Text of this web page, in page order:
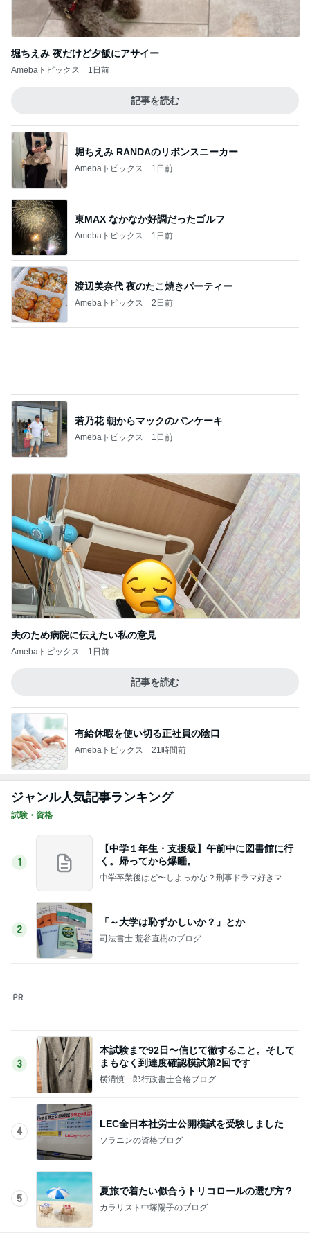
Amebaトピックス 1日前
記事を読む
Amebaトピックス 1日前
東MAX なかなか好調だったゴルフ
Amebaトピックス 1日前
渡辺美奈代 夜のたこ焼きパーティー
Amebaトピックス 2日前
夫のため病院に伝えたい私の意見
Amebaトピックス 1日前
記事を読む
Amebaトピックス 21時間前
ジャンル人気記事ランキング
試験・資格
1
【中学１年生・支援級】午前中に図書館に行
く。帰ってから爆睡。
2
「～大学は恥ずかしいか？」とか
3
4
LEC全日本社労士公開模試を受験しました
5
夏旅で着たい似合うトリコロールの選び方？
カラリスト中塚陽子のブログ
このジャンルの記事をもっと見る